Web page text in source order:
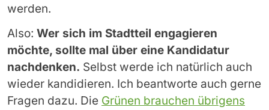
werden.
Also: Wer sich im Stadtteil engagieren
möchte, sollte mal über eine Kandidatur
nachdenken. Selbst werde ich natürlich auch
wieder kandidieren. Ich beantworte auch gerne
Fragen dazu. Die Grünen brauchen übrigens